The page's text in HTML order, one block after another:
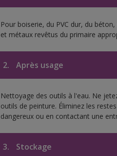
Pour boiserie, du PVC dur, du
et métaux revêtus du primaire
2. Après usage
Nettoyage des outils à l'eau. Ne
outils de peinture. Éliminez les
dangereux ou en contactant une
3. Stockage